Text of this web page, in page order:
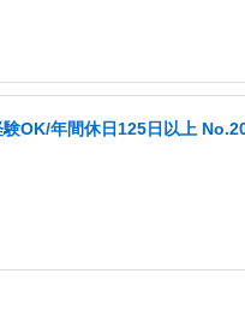
OK/年間休日125日以上